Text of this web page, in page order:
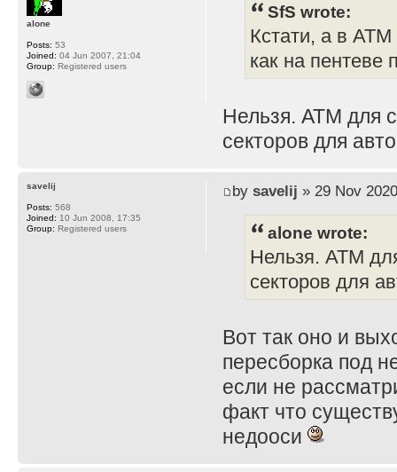
SfS wrote:
Кстати, а в
как на
Нельзя. АТМ для
секторов для
alone
Posts: 53
Joined: 04 Jun 2007, 21:04
Group: Registered users
by savelij » 29 Nov
alone wrote:
Нельзя. АТМ
секторов для
Вот так оно и
пересборка под
если не
факт что
недооси
savelij
Posts: 568
Joined: 10 Jun 2008, 17:35
Group: Registered users